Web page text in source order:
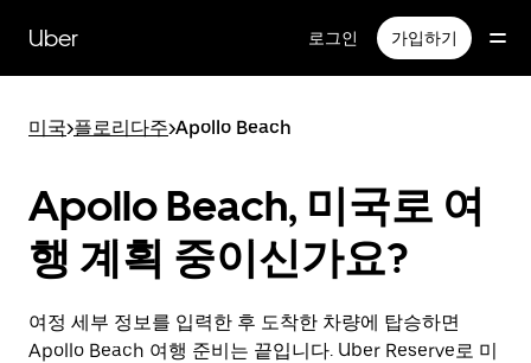
Uber 로그인 가입하기
미국>플로리다주>Apollo Beach
Apollo Beach, 미국로 여
행 계획 중이신가요?
여정 세부 정보를 입력한 후 도착한 차량에 탑승하면
Apollo Beach 여행 준비는 끝입니다. Uber Reserve로 미